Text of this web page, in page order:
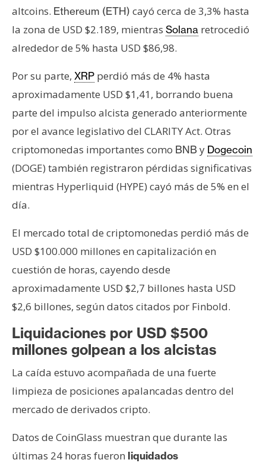
altcoins. Ethereum (ETH) cayó cerca de 3,3% hasta
la zona de USD $2.189, mientras Solana retrocedió
alrededor de 5% hasta USD $86,98.
Por su parte, XRP perdió más de 4% hasta
aproximadamente USD $1,41, borrando buena
parte del impulso alcista generado anteriormente
por el avance legislativo del CLARITY Act. Otras
criptomonedas importantes como BNB y Dogecoin
(DOGE) también registraron pérdidas significativas
mientras Hyperliquid (HYPE) cayó más de 5% en el
día.
El mercado total de criptomonedas perdió más de
USD $100.000 millones en capitalización en
cuestión de horas, cayendo desde
aproximadamente USD $2,7 billones hasta USD
$2,6 billones, según datos citados por Finbold.
Liquidaciones por USD $500
millones golpean a los alcistas
La caída estuvo acompañada de una fuerte
limpieza de posiciones apalancadas dentro del
mercado de derivados cripto.
Datos de CoinGlass muestran que durante las
últimas 24 horas fueron liquidados